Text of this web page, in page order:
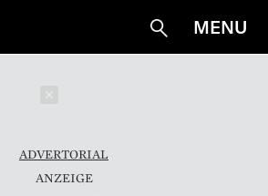
Suche
MENU
ADVERTORIAL